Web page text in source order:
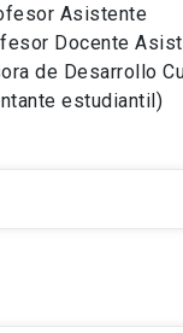
Asistente
Docente
de Desarrollo
estudiantil)